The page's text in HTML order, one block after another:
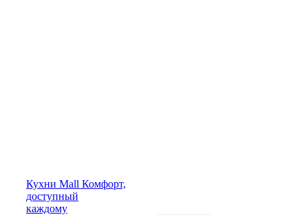
Кухни Mall Комфорт,
доступный
каждому